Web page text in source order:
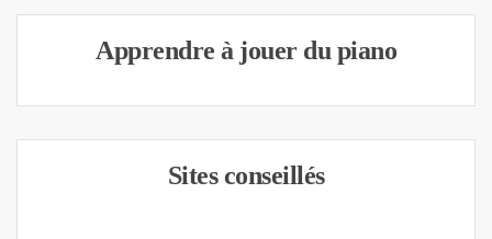
Apprendre à jouer du piano
Sites conseillés